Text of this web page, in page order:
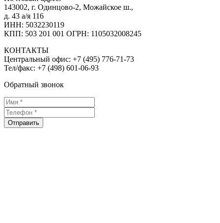
143002, г. Одинцово-2, Можайское ш.,
д. 43 а/я 116
ИНН: 5032230119
КПП: 503 201 001 ОГРН: 1105032008245
КОНТАКТЫ
Центральный офис: +7 (495) 776-71-73
Тел/факс: +7 (498) 601-06-93
Обратный звонок